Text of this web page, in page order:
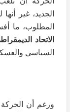
الجديد، غير
المطلوب، ما
الاتحاد
السياسي
ورغم أن